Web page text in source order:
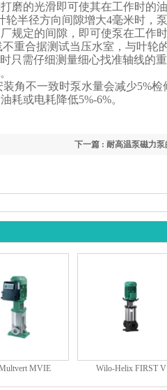
磨的光滑即可使其在工作时的油
半径方向间隙增大4毫米时，
规定的间隙，即可使泵在工作
重合据测试当压水室，与叶轮
只需仔细测量细心找准轴线的
角不一致时泵水量会减少5%检
耗或电耗降低5%-6%。
下一篇 : 耐高温泵磁力
MVIE Wilo-Helix FIRST V